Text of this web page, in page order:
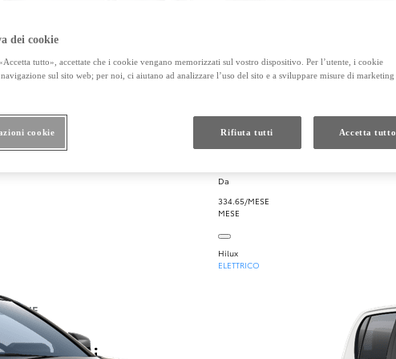
Da
334.65/MESE
MESE
Hilux
ELETTRICO
dei cookie
tutto», accettate che i cookie vengano memorizzati sul vostro dispositivo. Per l’utente, i cookie
sul sito web; per noi, ci aiutano ad analizzare l’uso del sito e a sviluppare misure di marketing
Rifiuta tutti Accetta tutto
cookie